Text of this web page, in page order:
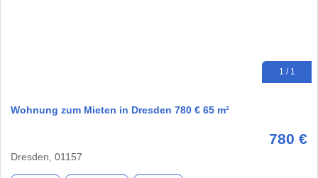
1 / 1
Wohnung zum Mieten in Dresden 780 € 65 m²
780 €
Dresden, 01157